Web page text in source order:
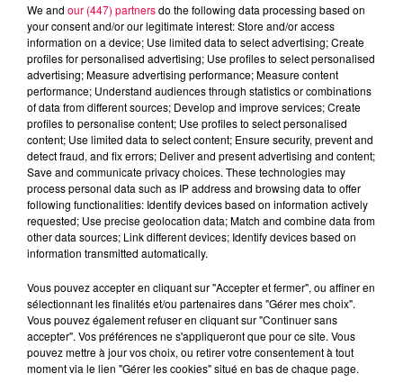
francois xavier demaison
theatre
interview
la famille
toul
magnum la radio
Rémy
INTERVIEW INTEGRALE
23 janvier 2026 - 7 min 39 sec
FRANCOIS-XAVIER DEMAISON A TOUL POUR
We and our (447) partnersdo the following data processing based on
your consent and/or our legitimate interest: Store and/or access
information on a device; Use limited data to select advertising; Create
profiles for personalised advertising; Use profiles to select personalised
advertising; Measure advertising performance; Measure content
performance; Understand audiences through statistics or combinations
of data from different sources; Develop and improve services; Create
profiles to personalise content; Use profiles to select personalised
content; Use limited data to select content; Ensure security, prevent and
detect fraud, and fix errors; Deliver and present advertising and content;
Save and communicate privacy choices. These technologies may
process personal data such as IP address and browsing data to offer
following functionalities: Identify devices based on information actively
requested; Use precise geolocation data; Match and combine data from
other data sources; Link different devices; Identify devices based on
information transmitted automatically.
Vous pouvez accepter en cliquant sur "Accepter et fermer", ou affiner en
sélectionnant les finalités et/ou partenaires dans "Gérer mes choix".
Vous pouvez également refuser en cliquant sur "Continuer sans
accepter". Vos préférences ne s'appliqueront que pour ce site. Vous
pouvez mettre à jour vos choix, ou retirer votre consentement à tout
moment via le lien "Gérer les cookies" situé en bas de chaque page.